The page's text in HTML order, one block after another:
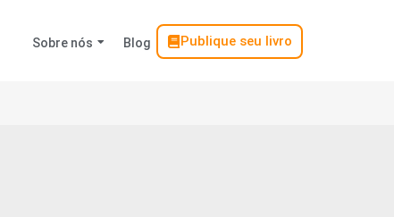
Sobre nós Blog Publique seu livro